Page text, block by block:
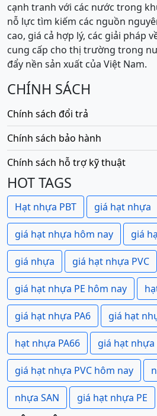
cạnh tranh với các nước trong
nỗ lực tìm kiếm các nguồn
cao, giá cả hợp lý, các giải pháp
cung cấp cho thị trường trong
đẩy nền sản xuất của Việt Nam.
CHÍNH SÁCH
Chính sách đổi trả
Chính sách bảo hành
Chính sách hỗ trợ kỹ thuật
HOT TAGS
Hạt nhựa PBT giá hạt nhựa
giá hạt nhựa hôm nay giá
giá nhựa giá hạt nhựa PVC
giá hạt nhựa PE hôm nay
giá hạt nhựa PA6 giá hạt
hạt nhựa PA66 giá hạt nhựa
giá hạt nhựa PVC hôm nay
nhựa SAN giá hạt nhựa PE